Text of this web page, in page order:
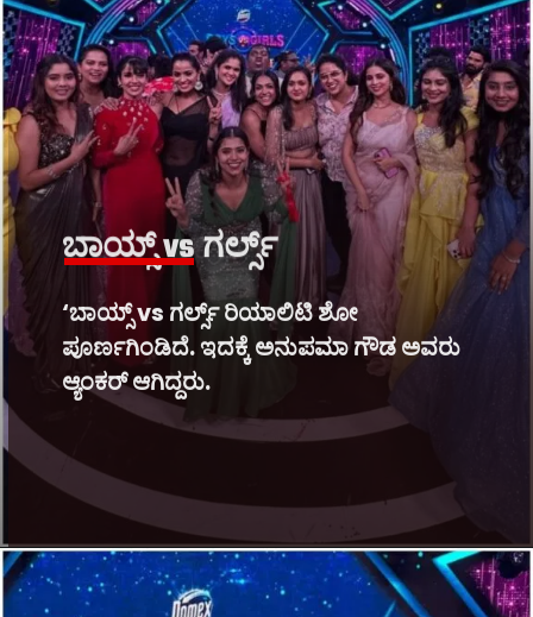
‘ಬಾಯ್ಸ್ vs ಗರ್ಲ್ಸ್ ರಿಯಾಲಿಟಿ ಶೋ
ಪೂರ್ಣಗಿಂಡಿದೆ. ಇದಕ್ಕೆ ಅನುಪಮಾ ಗೌಡ ಅವರು
ಆ್ಯಂಕರ್ ಆಗಿದ್ದರು.
ಬಾಯ್ಸ್ vs ಗರ್ಲ್ಸ್